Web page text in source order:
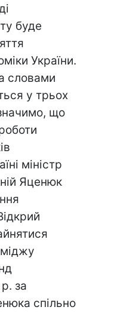
буде
України.
словами
у трьох
що
міністр
Яценюк
за
спільно